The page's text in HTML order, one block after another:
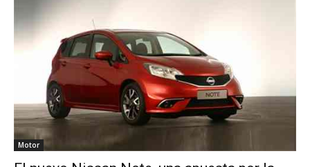
Motor